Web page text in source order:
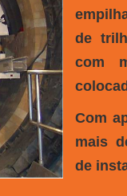
de
com
Com
mais
de